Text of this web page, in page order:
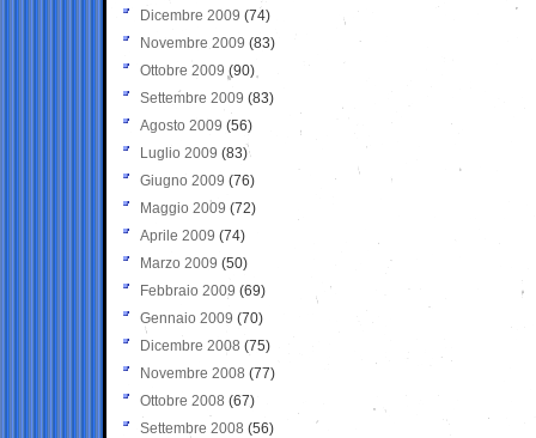
Dicembre 2009 (74)
Novembre 2009 (83)
Ottobre 2009 (90)
Settembre 2009 (83)
Agosto 2009 (56)
Luglio 2009 (83)
Giugno 2009 (76)
Maggio 2009 (72)
Aprile 2009 (74)
Marzo 2009 (50)
Febbraio 2009 (69)
Gennaio 2009 (70)
Dicembre 2008 (75)
Novembre 2008 (77)
Ottobre 2008 (67)
Settembre 2008 (56)